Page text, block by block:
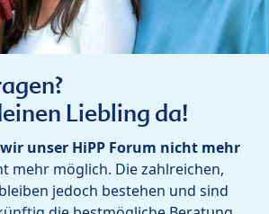
Liebling da!
unser HiPP Forum nicht mehr
mehr möglich. Die zahlreichen,
jedoch bestehen und sind